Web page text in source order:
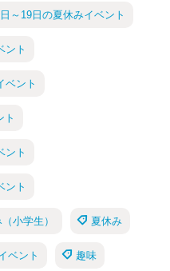
～19日の夏休みイベント
ント
ベント
ト
ント
ント
小学生） 夏休み
ベント 趣味